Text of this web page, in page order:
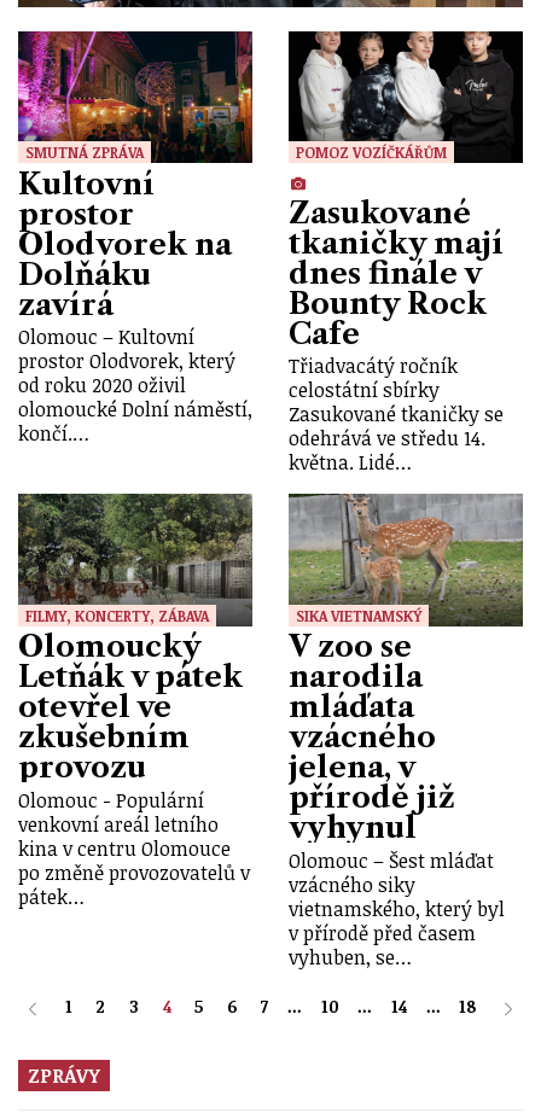
SMUTNÁ ZPRÁVA
Kultovní
prostor
Olodvorek na
Dolňáku
zavírá
Olomouc – Kultovní
prostor Olodvorek, který
od roku 2020 oživil
olomoucké Dolní náměstí,
končí.…
POMOZ VOZÍČKÁŘŮM
Zasukované
tkaničky mají
dnes finále v
Bounty Rock
Cafe
Třiadvacátý ročník
celostátní sbírky
Zasukované tkaničky se
odehrává ve středu 14.
května. Lidé…
FILMY, KONCERTY, ZÁBAVA
Olomoucký
Letňák v pátek
otevřel ve
zkušebním
provozu
Olomouc - Populární
venkovní areál letního
kina v centru Olomouce
po změně provozovatelů v
pátek…
SIKA VIETNAMSKÝ
V zoo se
narodila
mláďata
vzácného
jelena, v
přírodě již
vyhynul
Olomouc – Šest mláďat
vzácného siky
vietnamského, který byl
v přírodě před časem
vyhuben, se…
1 2 3 4 5 6 7 ... 10 ... 14 ... 18
ZPRÁVY